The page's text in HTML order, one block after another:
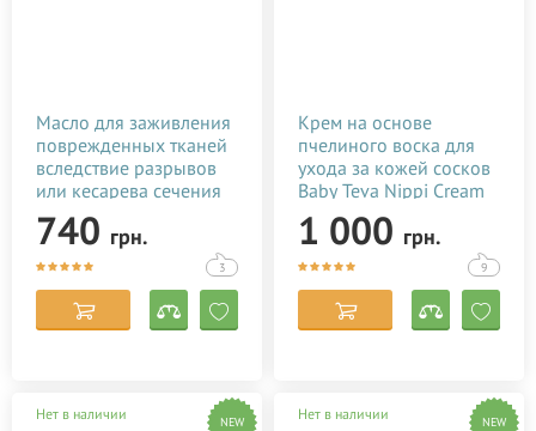
Масло для заживления
поврежденных тканей
вследствие разрывов
или кесарева сечения
Baby Teva Stitol 50 мл
740 грн.
3
Крем на основе
пчелиного воска для
ухода за кожей сосков
Baby Teva Nippi Cream
50 мл
1 000 грн.
9
Нет в наличии NEW Нет в наличии NEW